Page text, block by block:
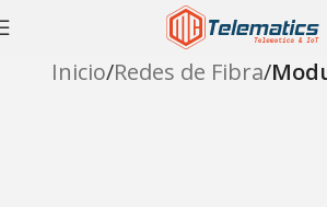
Inicio Redes de Fibra